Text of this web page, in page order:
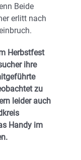
Beide
erlitt nach
Herbstfest
ihre
zu
leider auch
Handy im